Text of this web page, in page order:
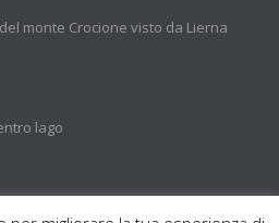
monte Crocione visto da Lierna
lago